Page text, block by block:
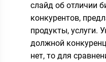
слайд об отличии
конкурентов,
продукты, услуги.
должной
нет, то для